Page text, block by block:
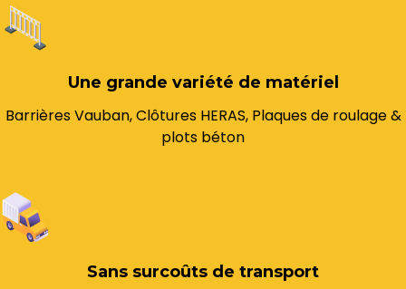
Une grande variété de matériel
Barrières Vauban, Clôtures HERAS, Plaques de roulage &
plots béton
Sans surcoûts de transport